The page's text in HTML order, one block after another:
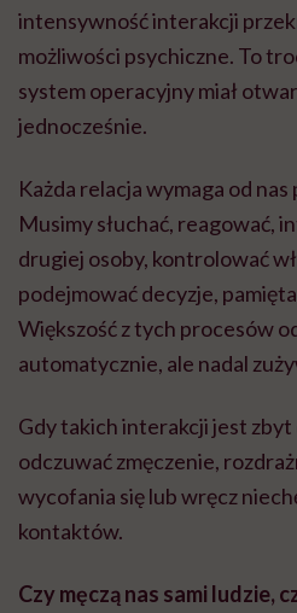
intensywność interakcji
możliwości psychiczne. To
system operacyjny miał
jednocześnie.
Każda relacja wymaga od
Musimy słuchać, reagować,
drugiej osoby, kontrolować
podejmować decyzje,
Większość z tych procesów
automatycznie, ale nadal
Gdy takich interakcji jest zbyt
odczuwać zmęczenie,
wycofania się lub wręcz
kontaktów.
Czy męczą nas sami ludzie,